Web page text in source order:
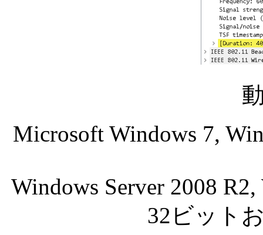
Microsoft Windows 7,
Windows Server 2008
32ビット